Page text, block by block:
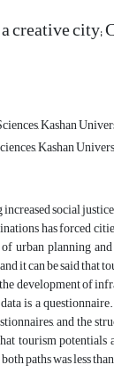
city;
Kashan
Kashan
social
has forced
urban planning
it can be said that
development of
is a
and the
tourism
paths was less